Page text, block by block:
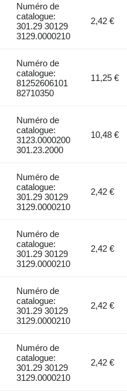
Numéro de
catalogue:
301.29 30129
3129.0000210
2,42 €
Numéro de
catalogue:
81252606101
82710350
11,25 €
Numéro de
catalogue:
3123.0000200
301.23.2000
10,48 €
Numéro de
catalogue:
301.29 30129
3129.0000210
2,42 €
Numéro de
catalogue:
301.29 30129
3129.0000210
2,42 €
Numéro de
catalogue:
301.29 30129
3129.0000210
2,42 €
Numéro de
catalogue:
301.29 30129
3129.0000210
2,42 €